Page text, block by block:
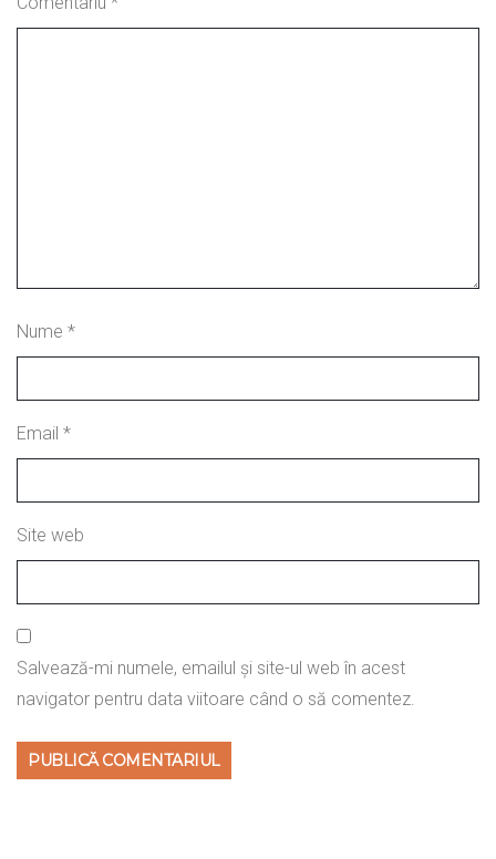
Nume *
Email *
Site web
Salvează-mi numele, emailul și site-ul web în acest
navigator pentru data viitoare când o să comentez.